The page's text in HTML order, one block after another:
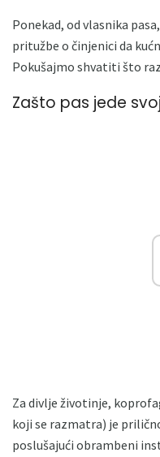
Ponekad, od vlasnika
pritužbe o činjenici da
Pokušajmo shvatiti što
Zašto pas jede
Za divlje životinje,
koji se razmatra) je
poslušajući obrambeni